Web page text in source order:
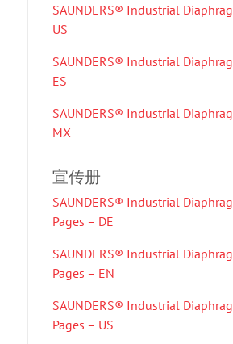
SAUNDERS® Industrial
US
SAUNDERS® Industrial
ES
SAUNDERS® Industrial
MX
宣传册
SAUNDERS® Industrial
Pages – DE
SAUNDERS® Industrial
Pages – EN
SAUNDERS® Industrial
Pages – US